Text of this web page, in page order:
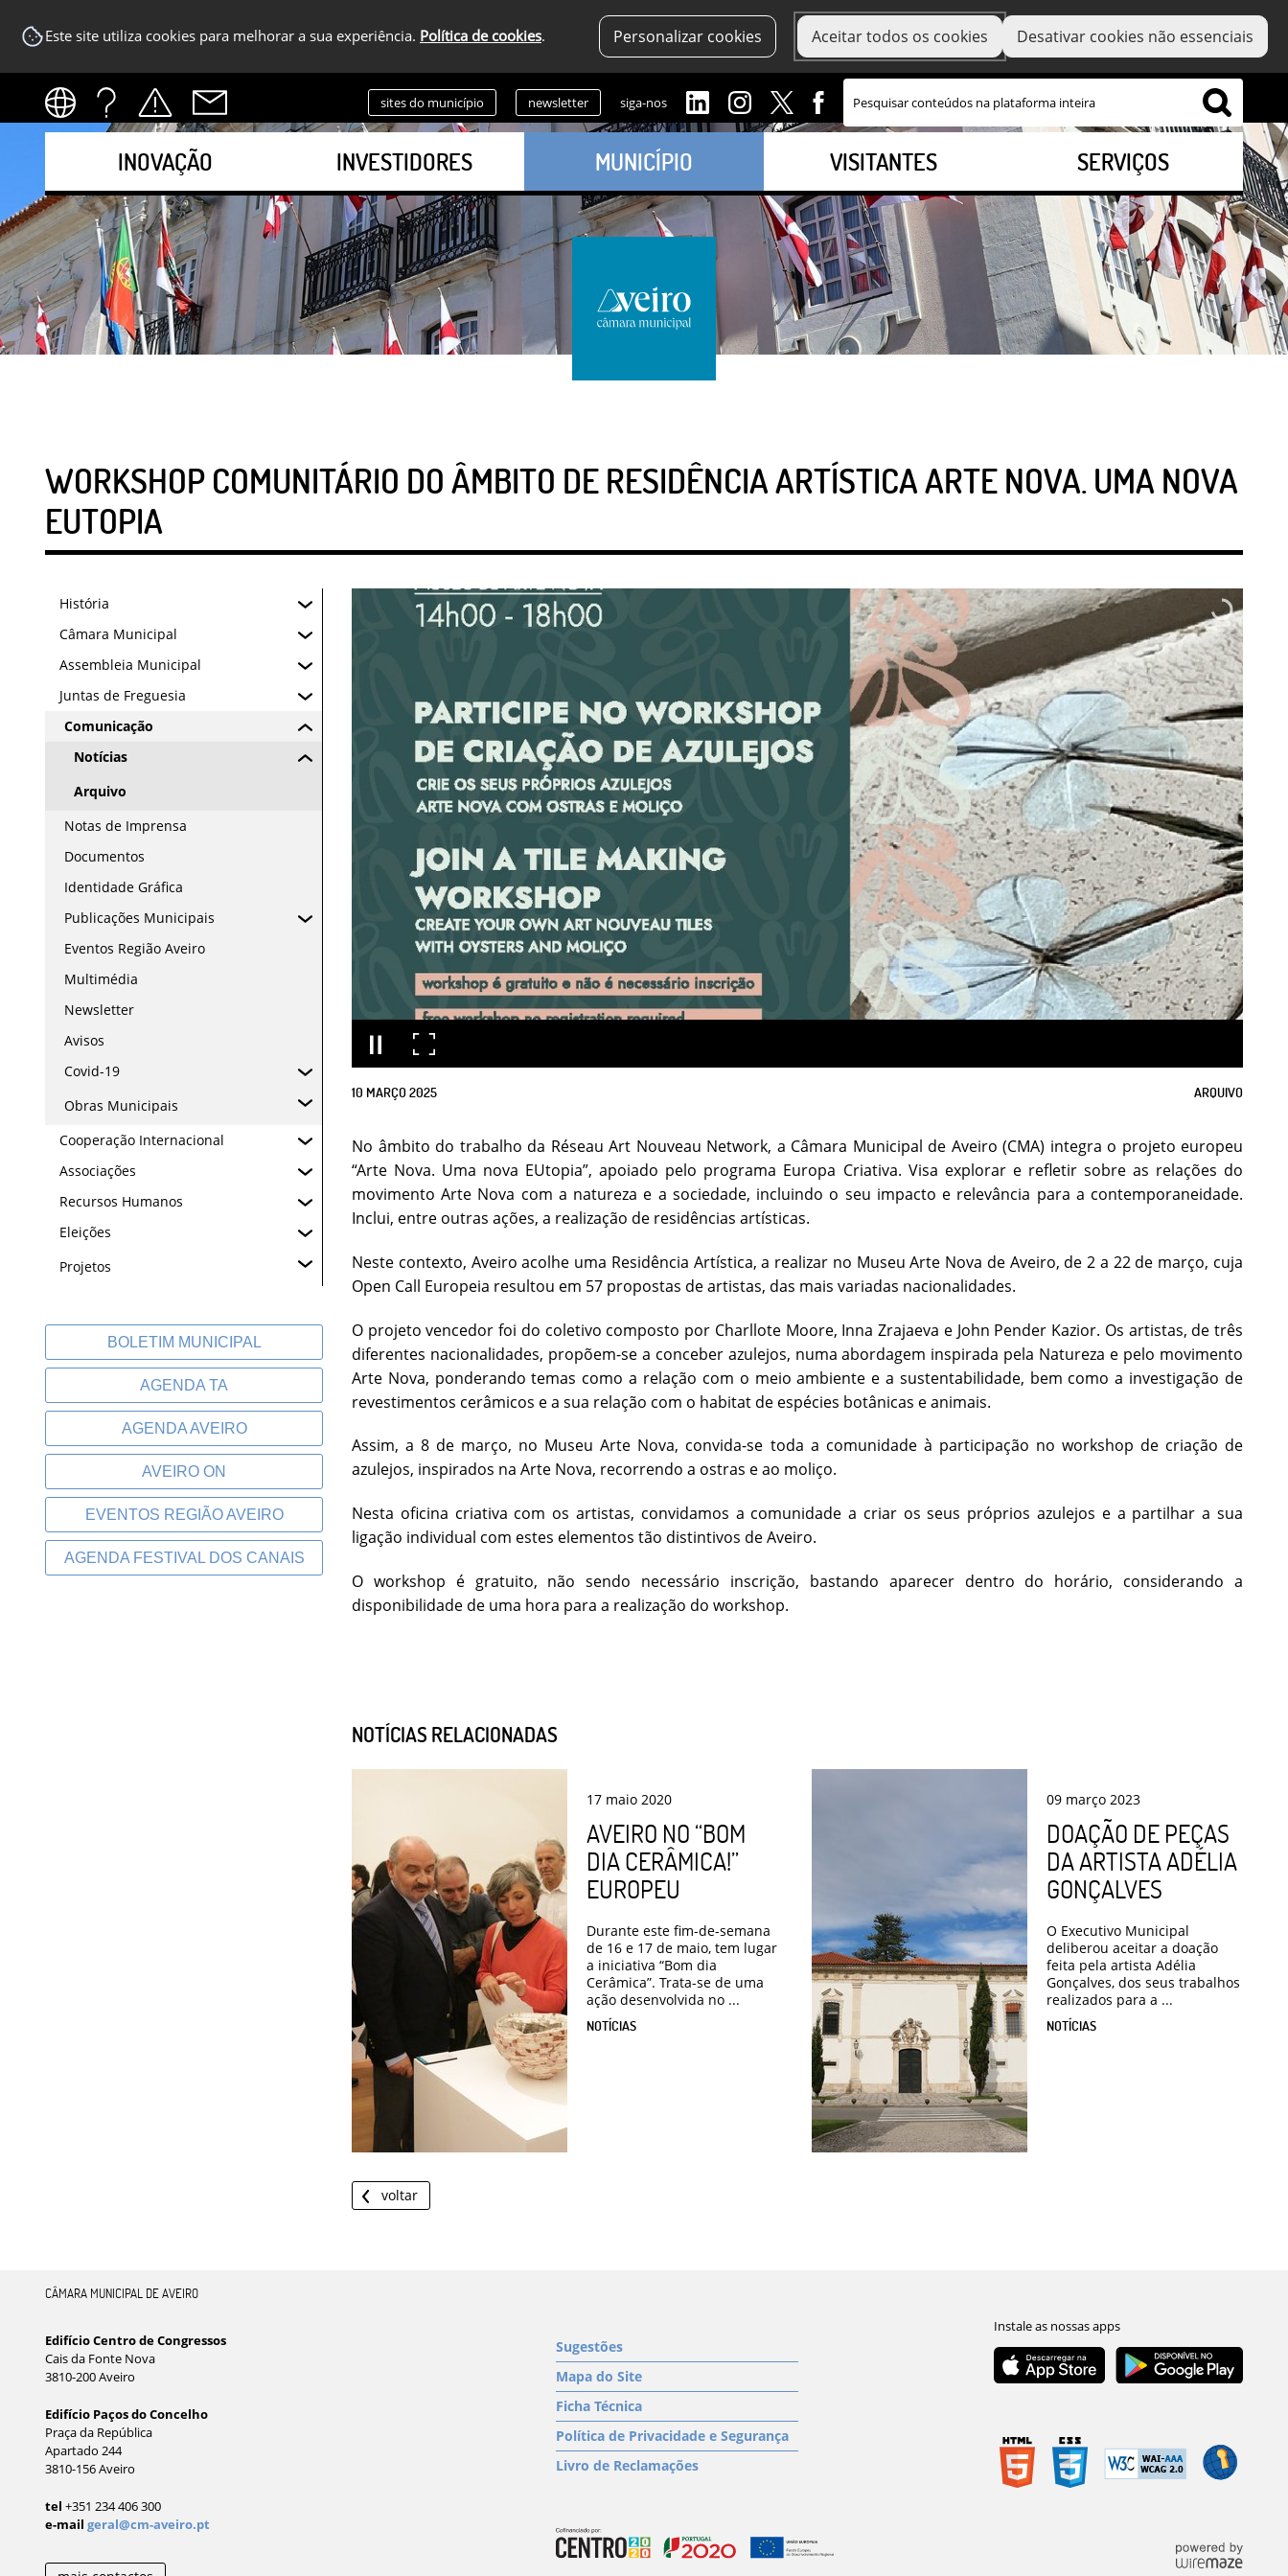
Este site utiliza cookies para melhorar a sua experiência. Política de cookies. Personalizar cookies Aceitar todos os cookies Desativar cookies não essenciais
sites do município newsletter siga-nos
INOVAÇÃO INVESTIDORES MUNICÍPIO VISITANTES SERVIÇOS
WORKSHOP COMUNITÁRIO DO ÂMBITO DE RESIDÊNCIA ARTÍSTICA ARTE NOVA. UMA NOVA
EUTOPIA
História
Câmara Municipal
Assembleia Municipal
Juntas de Freguesia
Comunicação
Notícias
Arquivo
Notas de Imprensa
Documentos
Identidade Gráfica
Publicações Municipais
Eventos Região Aveiro
Multimédia
Newsletter
Avisos
Covid-19
Obras Municipais
Cooperação Internacional
Associações
Recursos Humanos
Eleições
Projetos
BOLETIM MUNICIPAL
AGENDA TA
AGENDA AVEIRO
AVEIRO ON
EVENTOS REGIÃO AVEIRO
AGENDA FESTIVAL DOS CANAIS
10 MARÇO2025 ARQUIVO
No âmbito do trabalho da Réseau Art Nouveau Network, a Câmara Municipal de Aveiro (CMA) integra o projeto europeu
“Arte Nova. Uma nova EUtopia”, apoiado pelo programa Europa Criativa. Visa explorar e refletir sobre as relações do
movimento Arte Nova com a natureza e a sociedade, incluindo o seu impacto e relevância para a contemporaneidade.
Inclui, entre outras ações, a realização de residências artísticas.
Neste contexto, Aveiro acolhe uma Residência Artística, a realizar no Museu Arte Nova de Aveiro, de 2 a 22 de março, cuja
Open Call Europeia resultou em 57 propostas de artistas, das mais variadas nacionalidades.
O projeto vencedor foi do coletivo composto por Charllote Moore, Inna Zrajaeva e John Pender Kazior. Os artistas, de três
diferentes nacionalidades, propõem-se a conceber azulejos, numa abordagem inspirada pela Natureza e pelo movimento
Arte Nova, ponderando temas como a relação com o meio ambiente e a sustentabilidade, bem como a investigação de
revestimentos cerâmicos e a sua relação com o habitat de espécies botânicas e animais.
Assim, a 8 de março, no Museu Arte Nova, convida-se toda a comunidade à participação no workshop de criação de
azulejos, inspirados na Arte Nova, recorrendo a ostras e ao moliço.
Nesta oficina criativa com os artistas, convidamos a comunidade a criar os seus próprios azulejos e a partilhar a sua
ligação individual com estes elementos tão distintivos de Aveiro.
O workshop é gratuito, não sendo necessário inscrição, bastando aparecer dentro do horário, considerando a
disponibilidade de uma hora para a realização do workshop.
NOTÍCIAS RELACIONADAS
17 maio 2020
AVEIRO NO “BOM
DIA CERÂMICA!”
EUROPEU
Durante este fim-de-semana
de 16 e 17 de maio, tem lugar
a iniciativa “Bom dia
Cerâmica”. Trata-se de uma
ação desenvolvida no ...
NOTÍCIAS
09 março 2023
DOAÇÃO DE PEÇAS
DA ARTISTA ADÉLIA
GONÇALVES
O Executivo Municipal
deliberou aceitar a doação
feita pela artista Adélia
Gonçalves, dos seus trabalhos
realizados para a ...
NOTÍCIAS
voltar
CÂMARA MUNICIPAL DE AVEIRO
Edifício Centro de Congressos
Cais da Fonte Nova
3810-200 Aveiro
Edifício Paços do Concelho
Praça da República
Apartado 244
3810-156 Aveiro
tel +351 234 406 300
e-mail geral@cm-aveiro.pt
Sugestões
Mapa do Site
Ficha Técnica
Política de Privacidade e Segurança
Livro de Reclamações